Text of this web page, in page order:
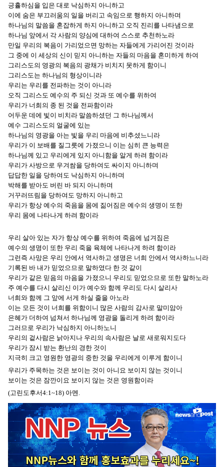
긍휼하심을 입은 대로 낙심하지 아니하고
이에 숨은 부끄러움의 일을 버리고 속임으로 행하지 아니하며
하나님의 말씀을 혼잡하게 하지 아니하고 오직 진리를 나타냄으로
하나님 앞에서 각 사람의 양심에 대하여 스스로 추천하노라
만일 우리의 복음이 가리었으면 망하는 자들에게 가리어진 것이라
그 중에 이 세상의 신이 믿지 아니하는 자들의 마음을 혼미하게 하여
그리스도의 영광의 복음의 광채가 비치지 못하게 함이니
그리스도는 하나님의 형상이니라
우리는 우리를 전파하는 것이 아니라
오직 그리스도 예수의 주 되신 것과 또 예수를 위하여
우리가 너희의 종 된 것을 전파함이라
어두운 데에 빛이 비치라 말씀하셨던 그 하나님께서
예수 그리스도의 얼굴에 있는
하나님의 영광을 아는 빛을 우리 마음에 비추셨느니라
우리가 이 보배를 질그릇에 가졌으니 이는 심히 큰 능력은
하나님께 있고 우리에게 있지 아니함을 알게 하려 함이라
우리가 사방으로 우겨쌈을 당하여도 싸이지 아니하며
답답한 일을 당하여도 낙심하지 아니하며
박해를 받아도 버린 바 되지 아니하며
거꾸러뜨림을 당하여도 망하지 아니하고
우리가 항상 예수의 죽음을 몸에 짊어짐은 예수의 생명이 또한
우리 몸에 나타나게 하려 함이라
우리 살아 있는 자가 항상 예수를 위하여 죽음에 넘겨짐은
예수의 생명이 또한 우리 죽을 육체에 나타나게 하려 함이라
그런즉 사망은 우리 안에서 역사하고 생명은 너희 안에서 역사하느니라
기록된 바 내가 믿었으므로 말하였다 한 것 같이
우리가 같은 믿음의 마음을 가졌으니 우리도 믿었으므로 또한 말하노라
주 예수를 다시 살리신 이가 예수와 함께 우리도 다시 살리사
너희와 함께 그 앞에 서게 하실 줄을 아노라
이는 모든 것이 너희를 위함이니 많은 사람의 감사로 말미암아
은혜가 더하여 넘쳐서 하나님께 영광을 돌리게 하려 함이라
그러므로 우리가 낙심하지 아니하노니
우리의 겉사람은 낡아지나 우리의 속사람은 날로 새로워지도다
우리가 잠시 받는 환난의 경한 것이
지극히 크고 영원한 영광의 중한 것을 우리에게 이루게 함이니
우리가 주목하는 것은 보이는 것이 아니요 보이지 않는 것이니
보이는 것은 잠깐이요 보이지 않는 것은 영원함이라
(고린도후서4:1~18) 아멘.